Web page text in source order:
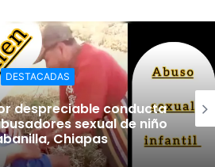
DESTACADAS
despreciable conducta
sexual de niño
Chiapas